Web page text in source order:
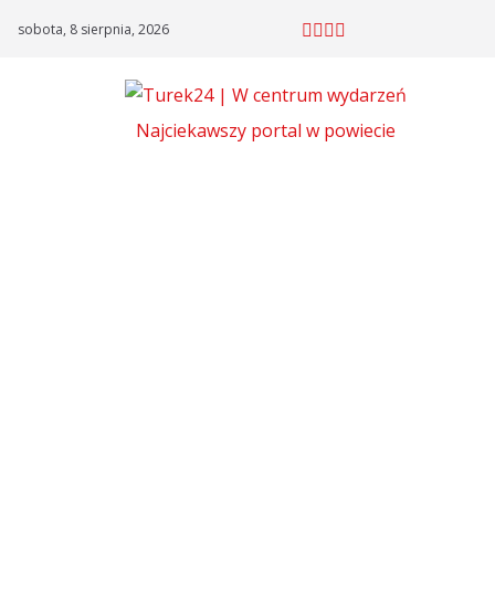
sobota, 8 sierpnia, 2026
Najciekawszy portal w powiecie